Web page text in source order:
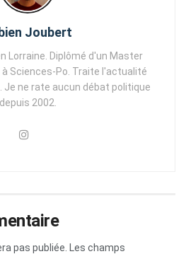
Joubert
Lorraine. Diplômé d'un Master
à Sciences-Po. Traite l'actualité
Je ne rate aucun débat politique
depuis 2002.
pas publiée. Les champs